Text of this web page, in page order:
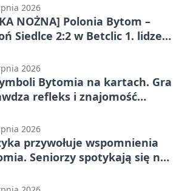
2026
NOŻNA] Polonia Bytom –
Siedlce 2:2 w Betclic 1. lidze.
zwycięstwo
2026
Bytomia na kartach. Gra
refleks i znajomość
2026
przywołuje wspomnienia
Seniorzy spotykają się na